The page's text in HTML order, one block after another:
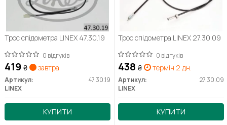
Трос спідометра LINEX 47.30.19
0 відгуків
419 ₴ завтра
Артикул:
47.30.19
LINEX
КУПИТИ
Трос спідометра LINEX 27.30.09
0 відгуків
438 ₴ термін 2 дн.
Артикул:
27.30.09
LINEX
КУПИТИ